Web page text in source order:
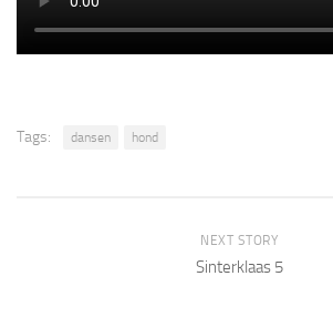
Tags: dansen hond
NEXT STORY
Sinterklaas 5